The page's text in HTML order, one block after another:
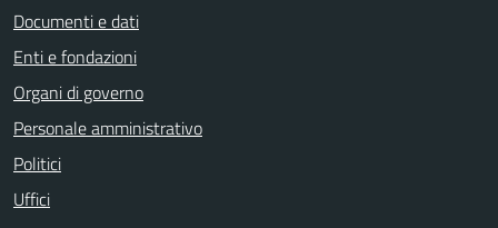
Documenti e dati
Enti e fondazioni
Organi di governo
Personale amministrativo
Politici
Uffici